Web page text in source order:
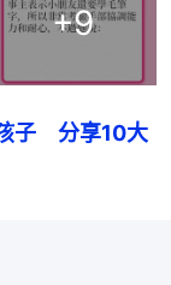
+9
子　分享10大